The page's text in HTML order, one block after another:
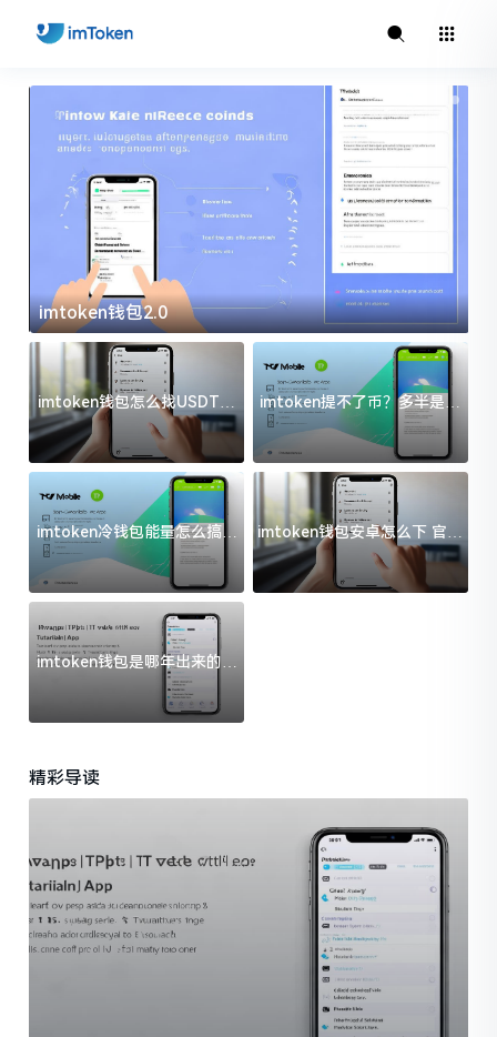
imtoken钱包2.0
imtoken钱包怎么找USDT地
址？三步搞定不踩坑
imtoken提不了币？多半是这
几件事没处理好
imtoken冷钱包能量怎么搞？
过来人告诉你门道
imtoken钱包安卓怎么下 官方
渠道避坑指南
imtoken钱包是哪年出来的？
一文给你说清楚
精彩导读